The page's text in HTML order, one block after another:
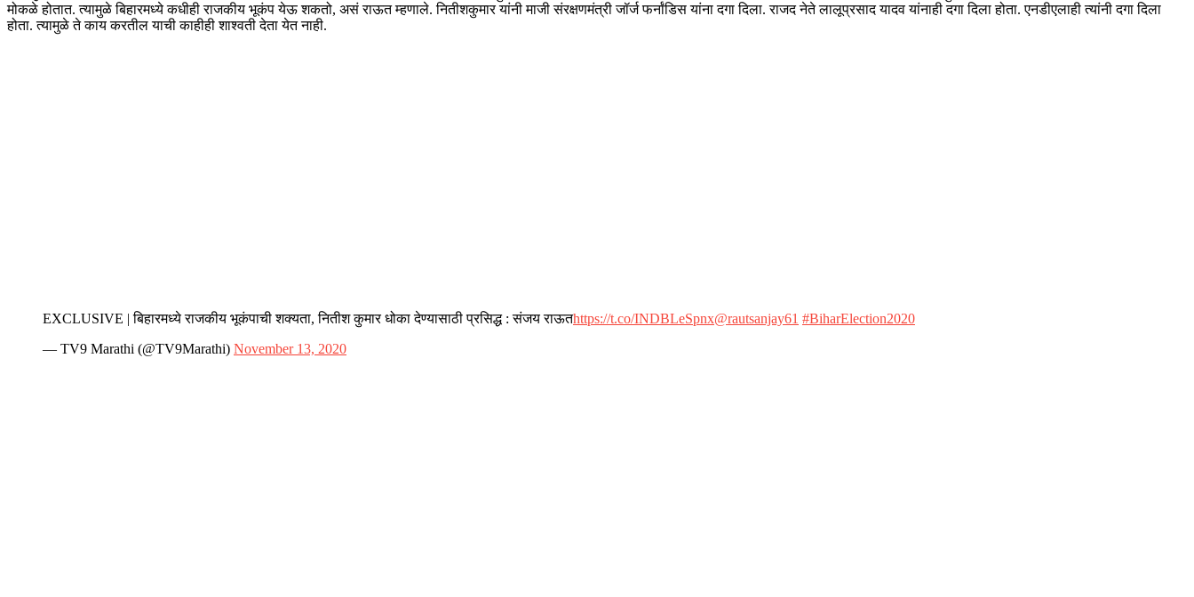
मोकळे होतात. त्यामुळे बिहारमध्ये कधीही राजकीय भूकंप येऊ शकतो, असं राऊत म्हणाले. नितीशकुमार यांनी माजी संरक्षणमंत्री जॉर्ज फर्नांडिस यांना दगा दिला. राजद नेते लालूप्रसाद यादव यांनाही दगा दिला होता. एनडीएलाही त्यांनी दगा दिला
होता. त्यामुळे ते काय करतील याची काहीही शाश्वती देता येत नाही.
EXCLUSIVE | बिहारमध्ये राजकीय भूकंपाची शक्यता, नितीश कुमार धोका देण्यासाठी प्रसिद्ध : संजय राऊतhttps://t.co/INDBLeSpnx@rautsanjay61 #BiharElection2020
— TV9 Marathi (@TV9Marathi) November 13, 2020